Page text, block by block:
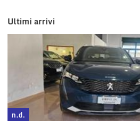
Ultimi arrivi
n.d.